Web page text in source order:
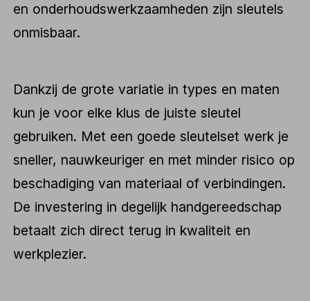
en onderhoudswerkzaamheden zijn sleutels
onmisbaar.
Dankzij de grote variatie in types en maten
kun je voor elke klus de juiste sleutel
gebruiken. Met een goede sleutelset werk je
sneller, nauwkeuriger en met minder risico op
beschadiging van materiaal of verbindingen.
De investering in degelijk handgereedschap
betaalt zich direct terug in kwaliteit en
werkplezier.